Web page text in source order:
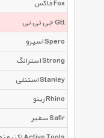
فاکس Fox
جی تی تی Gtt
اسپرو Spero
استرانگ Strong
استنلی Stanley
رینو Rhino
سفیر Safir